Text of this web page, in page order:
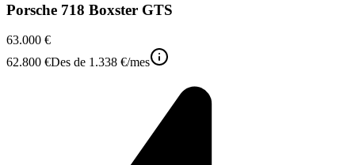
Porsche 718 Boxster GTS
63.000 €
62.800 €Des de 1.338 €/mes